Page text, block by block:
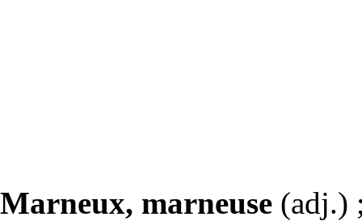
Marneux, marneuse (adj.)